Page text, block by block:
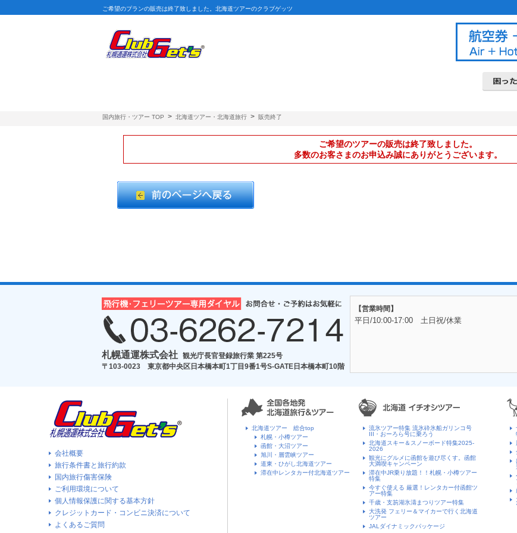
ご希望のプランの販売は終了致しました。北海道ツアーのクラブゲッツ
ダイナミッ
北海道ツアー
関東甲信越
富士登山ツア
九州ツアー
国内旅行・ツアー TOP > 北海道ツアー・北海道旅行 > 販売終了
ご希望のツアーの販売は終了致しました。
多数のお客さまのお申込み誠にありがとうございます。
札幌通運株式会社
観光庁長官登録旅行業 第225号
〒103-0023 東京都中央区日本橋本町1丁目9番1号S-GATE日本橋本町10階
【営業時間】
平日/10:00-17:00 土日祝/休業
会社概要
旅行条件書と旅行約款
国内旅行傷害保険
ご利用環境について
個人情報保護に関する基本方針
クレジットカード・コンビニ決済について
よくあるご質問
北海道ツアー 総合top
札幌・小樽ツアー
函館・大沼ツアー
旭川・層雲峡ツアー
道東・ひがし北海道ツアー
滞在中レンタカー付北海道ツアー
流氷ツアー特集 流氷砕氷船ガリンコ号
III・おーろら号に乗ろう
北海道スキー＆スノーボード特集2025-
2026
観光にグルメに函館を遊び尽くす。函館
大満喫キャンペーン
滞在中JR乗り放題！！札幌・小樽ツアー
特集
今すぐ使える 厳選！レンタカー付函館ツ
アー特集
千歳・支笏湖氷濤まつりツアー特集
大洗発 フェリー＆マイカーで行く北海道
ツアー
JALダイナミックパッケージ